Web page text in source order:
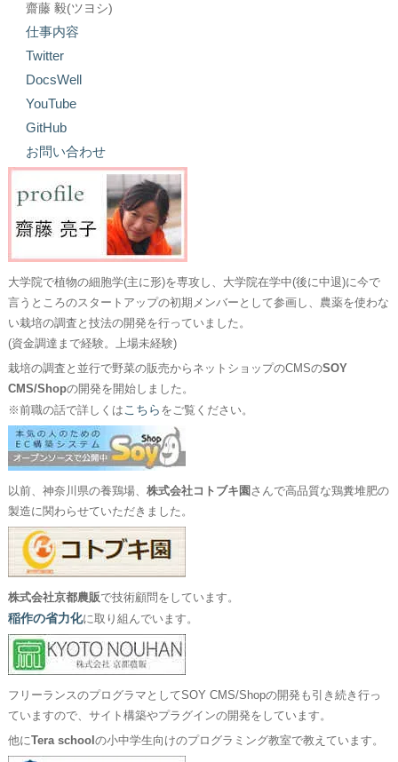
齋藤 毅(ツヨシ)
仕事内容
Twitter
DocsWell
YouTube
GitHub
お問い合わせ
大学院で植物の細胞学(主に形)を専攻し、大学院在学中(後に中退)に今で
言うところのスタートアップの初期メンバーとして参画し、農薬を使わな
い栽培の調査と技法の開発を行っていました。
(資金調達まで経験。上場未経験)
栽培の調査と並行で野菜の販売からネットショップのCMSのSOY
CMS/Shopの開発を開始しました。
※前職の話で詳しくはこちら をご覧ください。
以前、神奈川県の養鶏場、 株式会社コトブキ園 さんで高品質な鶏糞堆肥の
製造に関わらせていただきました。
株式会社京都農販で技術顧問をしています。
稲作の省力化に取り組んでいます。
フリーランスのプログラマとしてSOY CMS/Shopの開発も引き続き行っ
ていますので、サイト構築やプラグインの開発をしています。
他にTera school の小中学生向けのプログラミング教室で教えています。